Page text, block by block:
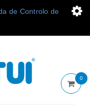
de Controlo de
0